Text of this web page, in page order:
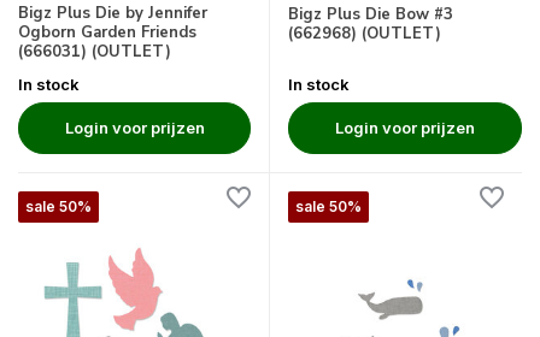
Bigz Plus Die by Jennifer
Ogborn Garden Friends
(666031) (OUTLET)
In stock
Login voor prijzen
Bigz Plus Die Bow #3
(662968) (OUTLET)
In stock
Login voor prijzen
sale 50% sale 50%